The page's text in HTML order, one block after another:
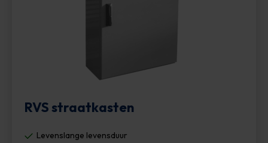
RVS straatkasten
Levenslange levensduur